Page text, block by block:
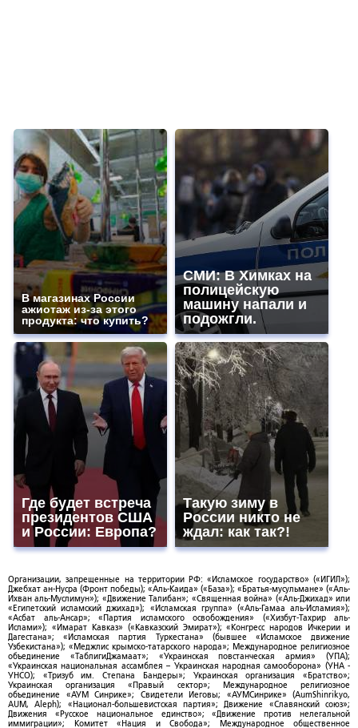
В магазинах России
ажиотаж из-за этого
продукта: что купить?
СМИ: В Химках на
полицейскую
машину напали и
подожгли.
Где будет встреча
президентов США
и России: Европа?
Такую зиму в
России никто не
ждал: как так?!
Организации, запрещенные на территории РФ: «Исламское государство» («ИГИЛ»);
Джебхат ан-Нусра (Фронт победы); «Аль-Каида» («База»); «Братья-мусульмане» («Аль-
Ихван аль-Муслимун»); «Движение Талибан»; «Священная война» («Аль-Джихад» или
«Египетский исламский джихад»); «Исламская группа» («Аль-Гамаа аль-Исламия»);
«Асбат аль-Ансар»; «Партия исламского освобождения» («Хизбут-Тахрир аль-
Ислами»); «Имарат Кавказ» («Кавказский Эмират»); «Конгресс народов Ичкерии и
Дагестана»; «Исламская партия Туркестана» (бывшее «Исламское движение
Узбекистана»); «Меджлис крымско-татарского народа»; Международное религиозное
объединение «ТаблигиДжамаат»; «Украинская повстанческая армия» (УПА);
«Украинская национальная ассамблея – Украинская народная самооборона» (УНА -
УНСО); «Тризуб им. Степана Бандеры»; Украинская организация «Братство»;
Украинская организация «Правый сектор»; Международное религиозное
объединение «АУМ Синрике»; Свидетели Иеговы; «АУМСинрике» (AumShinrikyo,
AUM, Aleph); «Национал-большевистская партия»; Движение «Славянский союз»;
Движения «Русское национальное единство»; «Движение против нелегальной
иммиграции»; Комитет «Нация и Свобода»; Международное общественное